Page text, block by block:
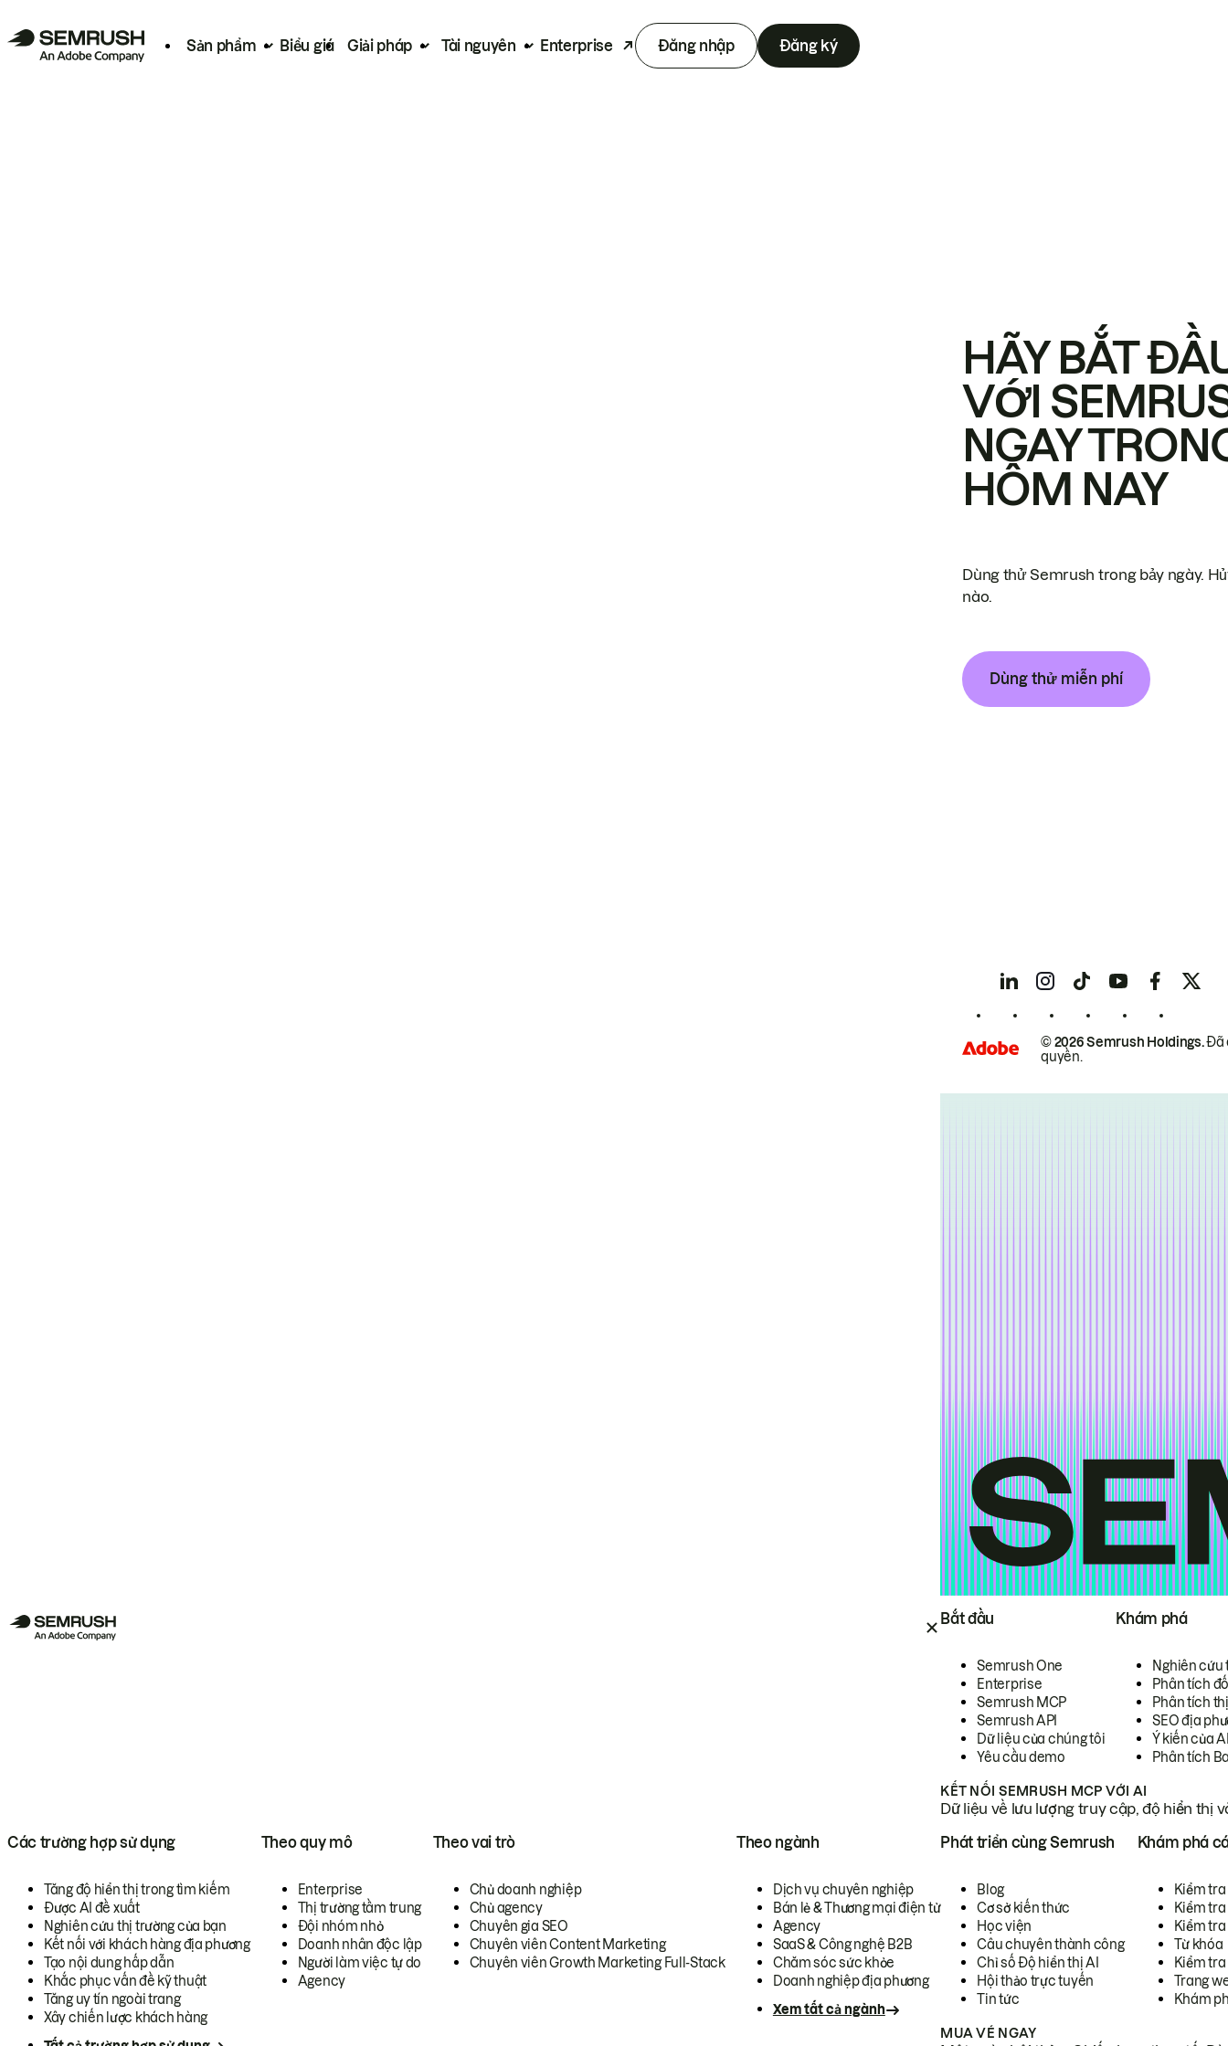
Sản phẩm Biểu giá Giải pháp Tài nguyên Enterprise Đăng nhập Đăng ký
Bắt đầu
Semrush One
Enterprise
Semrush MCP
Semrush API
Dữ liệu của chúng tôi
Yêu cầu demo
Khám phá
Nghiên cứu
Phân tích
Phân tích
SEO địa
Ý kiến của
Phân tích
KẾT NỐI SEMRUSH MCP VỚI AI
Dữ liệu về lưu lượng truy cập, độ hiển thị
Các trường hợp sử dụng
Tăng độ hiển thị trong tìm kiếm
Được AI đề xuất
Nghiên cứu thị trường của bạn
Kết nối với khách hàng địa phương
Tạo nội dung hấp dẫn
Khắc phục vấn đề kỹ thuật
Tăng uy tín ngoài trang
Xây chiến lược khách hàng
Theo quy mô
Enterprise
Thị trường tầm trung
Đội nhóm nhỏ
Doanh nhân độc lập
Người làm việc tự do
Agency
Theo vai trò
Chủ doanh nghiệp
Chủ agency
Chuyên gia SEO
Chuyên viên Content Marketing
Chuyên viên Growth Marketing Full-Stack
Theo ngành
Dịch vụ chuyên nghiệp
Bán lẻ & Thương mại điện tử
Agency
SaaS & Công nghệ B2B
Chăm sóc sức khỏe
Doanh nghiệp địa phương
Xem tất cả ngành
Phát triển cùng Semrush
Blog
Cơ sở kiến thức
Học viện
Câu chuyên thành công
Chỉ số Độ hiển thị AI
Hội thảo trực tuyến
Tin tức
Khám phá
Kiểm
Kiểm tra
Kiểm
Từ khóa
Kiểm
Trang
Khám
MUA VÉ NGAY
HÃY BẮT
VỚI
NGAY
HÔM NAY
Dùng thử Semrush trong bảy ngày.
nào.
Dùng thử miễn phí
© 2026 Semrush Holdings.Đã
quyền.